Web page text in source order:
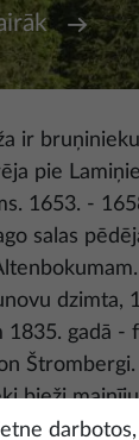
ir
pie
1653. -
salas
dzimta,
1835. gadā -
Štrombergi.
bieži
Rīgas biržas